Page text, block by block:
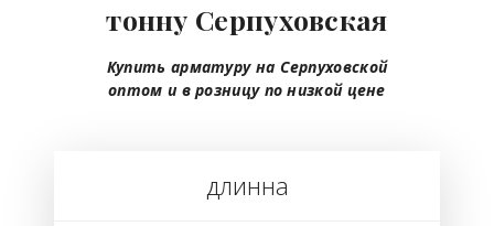
тонну Серпуховская
Купить арматуру на Серпуховской
оптом и в розницу по низкой цене
длинна